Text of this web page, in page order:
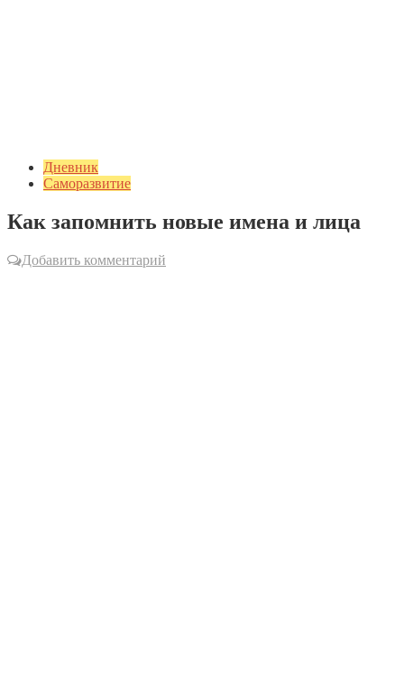
Дневник
Саморазвитие
Как запомнить новые имена и лица
Добавить комментарий